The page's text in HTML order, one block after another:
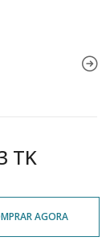
TK
AGORA